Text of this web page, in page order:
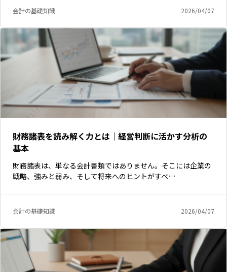
会計の基礎知識 2026/04/07
財務諸表を読み解く力とは｜経営判断に活かす分析の
基本
財務諸表は、単なる会計書類ではありません。そこには企業の
戦略、強みと弱み、そして将来へのヒントがすべ…
会計の基礎知識 2026/04/07